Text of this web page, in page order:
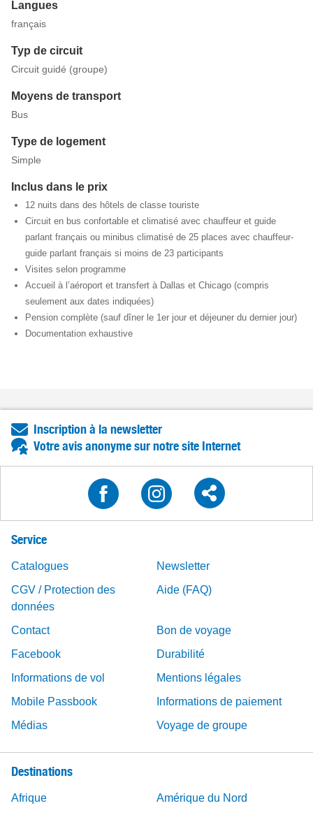
Langues
français
Typ de circuit
Circuit guidé (groupe)
Moyens de transport
Bus
Type de logement
Simple
Inclus dans le prix
12 nuits dans des hôtels de classe touriste
Circuit en bus confortable et climatisé avec chauffeur et guide
parlant français ou minibus climatisé de 25 places avec chauffeur-
guide parlant français si moins de 23 participants
Visites selon programme
Accueil à l’aéroport et transfert à Dallas et Chicago (compris
seulement aux dates indiquées)
Pension complète (sauf dîner le 1er jour et déjeuner du dernier jour)
Documentation exhaustive
Inscription à la newsletter
Votre avis anonyme sur notre site Internet
Service
Catalogues
Newsletter
CGV / Protection des
données
Aide (FAQ)
Contact
Bon de voyage
Facebook
Durabilité
Informations de vol
Mentions légales
Mobile Passbook
Informations de paiement
Médias
Voyage de groupe
Destinations
Afrique Amérique du Nord